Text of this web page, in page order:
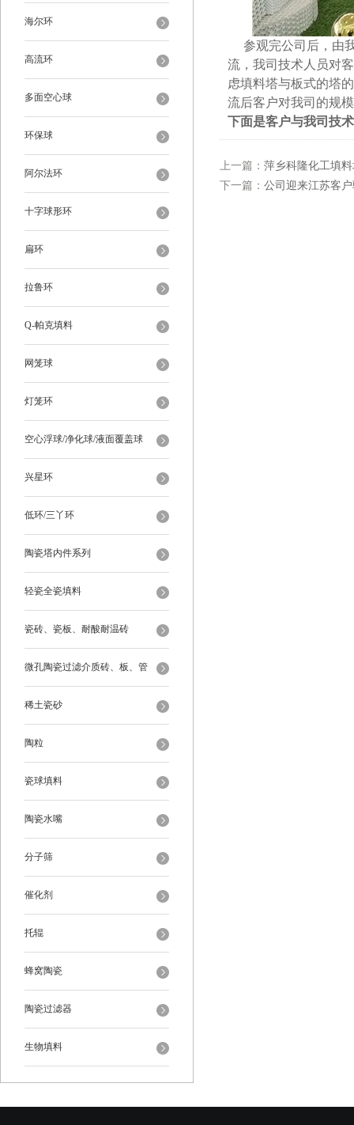
海尔环
高流环
多面空心球
环保球
阿尔法环
十字球形环
扁环
拉鲁环
Q-帕克填料
网笼球
灯笼环
空心浮球/净化球/液面覆盖球
兴星环
低环/三丫环
陶瓷塔内件系列
轻瓷全瓷填料
瓷砖、瓷板、耐酸耐温砖
微孔陶瓷过滤介质砖、板、管
稀土瓷砂
陶粒
瓷球填料
陶瓷水嘴
分子筛
催化剂
托辊
蜂窝陶瓷
陶瓷过滤器
生物填料
参观完公司后，由
流， 我司技术人员对
虑填料塔与板式的塔
流后客户对我司的规
下面是客户与我司技
上一篇： 萍乡科隆化工填
下一篇： 公司迎来江苏客